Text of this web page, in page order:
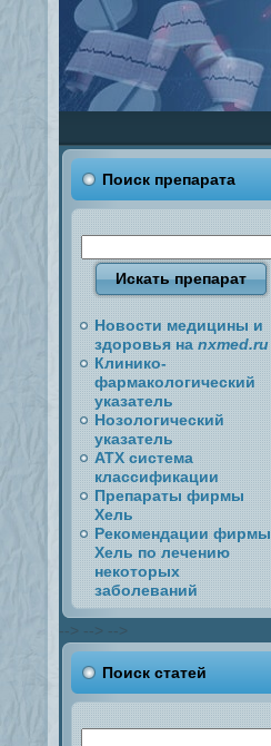
Поиск препарата
Новости медицины и
здоровья наnxmed.ru
Клинико-
фармакологический
указатель
Нозологический
указатель
АТХ система
классификации
Препараты фирмы
Хель
Рекомендации фирмы
Хель по лечению
некоторых
заболеваний
--> --> -->
Поиск статей